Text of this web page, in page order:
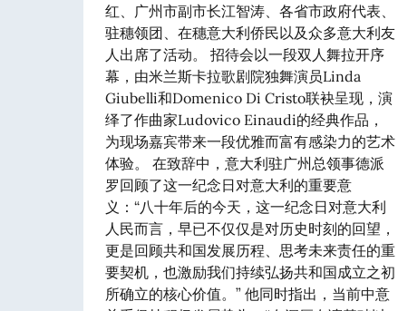
红、广州市副市长江智涛、各省市政府代表、
驻穗领团、在穗意大利侨民以及众多意大利友
人出席了活动。 招待会以一段双人舞拉开序
幕，由米兰斯卡拉歌剧院独舞演员Linda
Giubelli和Domenico Di Cristo联袂呈现，演
绎了作曲家Ludovico Einaudi的经典作品，
为现场嘉宾带来一段优雅而富有感染力的艺术
体验。 在致辞中，意大利驻广州总领事德派
罗回顾了这一纪念日对意大利的重要意
义：“八十年后的今天，这一纪念日对意大利
人民而言，早已不仅仅是对历史时刻的回望，
更是回顾共和国发展历程、思考未来责任的重
要契机，也激励我们持续弘扬共和国成立之初
所确立的核心价值。” 他同时指出，当前中意